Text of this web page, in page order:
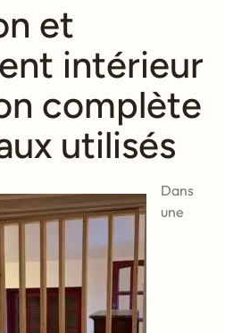
et
intérieur
complète
utilisés
Dans
une